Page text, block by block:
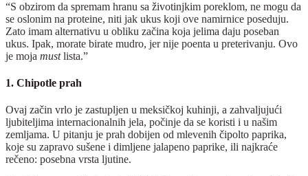
“S obzirom da spremam hranu sa životinjkim poreklom, ne mogu da
se oslonim na proteine, niti jak ukus koji ove namirnice poseduju.
Zato imam alternativu u obliku začina koja jelima daju poseban
ukus. Ipak, morate birate mudro, jer nije poenta u preterivanju. Ovo
je moja mustlista.”
1. Chipotle prah
Ovaj začin vrlo je zastupljen u meksičkoj kuhinji, a zahvaljujući
ljubiteljima internacionalnih jela, počinje da se koristi i u našim
zemljama. U pitanju je prah dobijen od mlevenih čipolto paprika,
koje su zapravo sušene i dimljene jalapeno paprike, ili najkraće
rečeno: posebna vrsta ljutine.